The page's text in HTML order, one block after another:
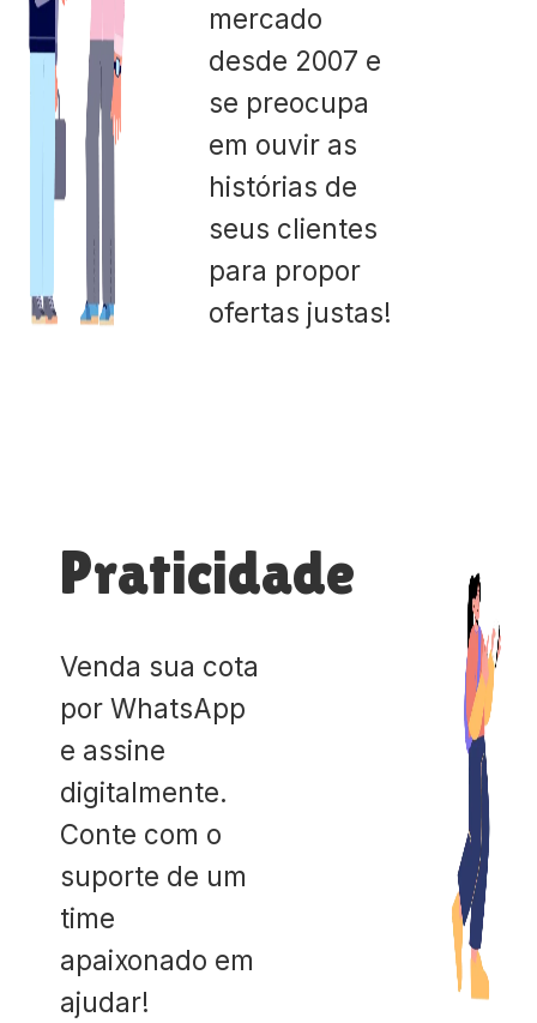
mercado
desde 2007 e
se preocupa
em ouvir as
histórias de
seus clientes
para propor
ofertas justas!
Praticidade
Venda sua cota
por WhatsApp
e assine
digitalmente.
Conte com o
suporte de um
time
apaixonado em
ajudar!